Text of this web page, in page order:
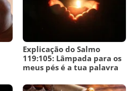
Explicação do Salmo
119:105: Lâmpada para os
meus pés é a tua palavra